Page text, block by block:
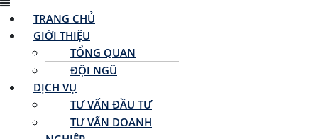
TRANG CHỦ
GIỚI THIỆU
TỔNG QUAN
ĐỘI NGŨ
DỊCH VỤ
TƯ VẤN ĐẦU TƯ
TƯ VẤN DOANH